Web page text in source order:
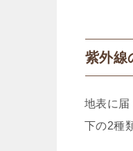
紫外線
地表に届
下の2種